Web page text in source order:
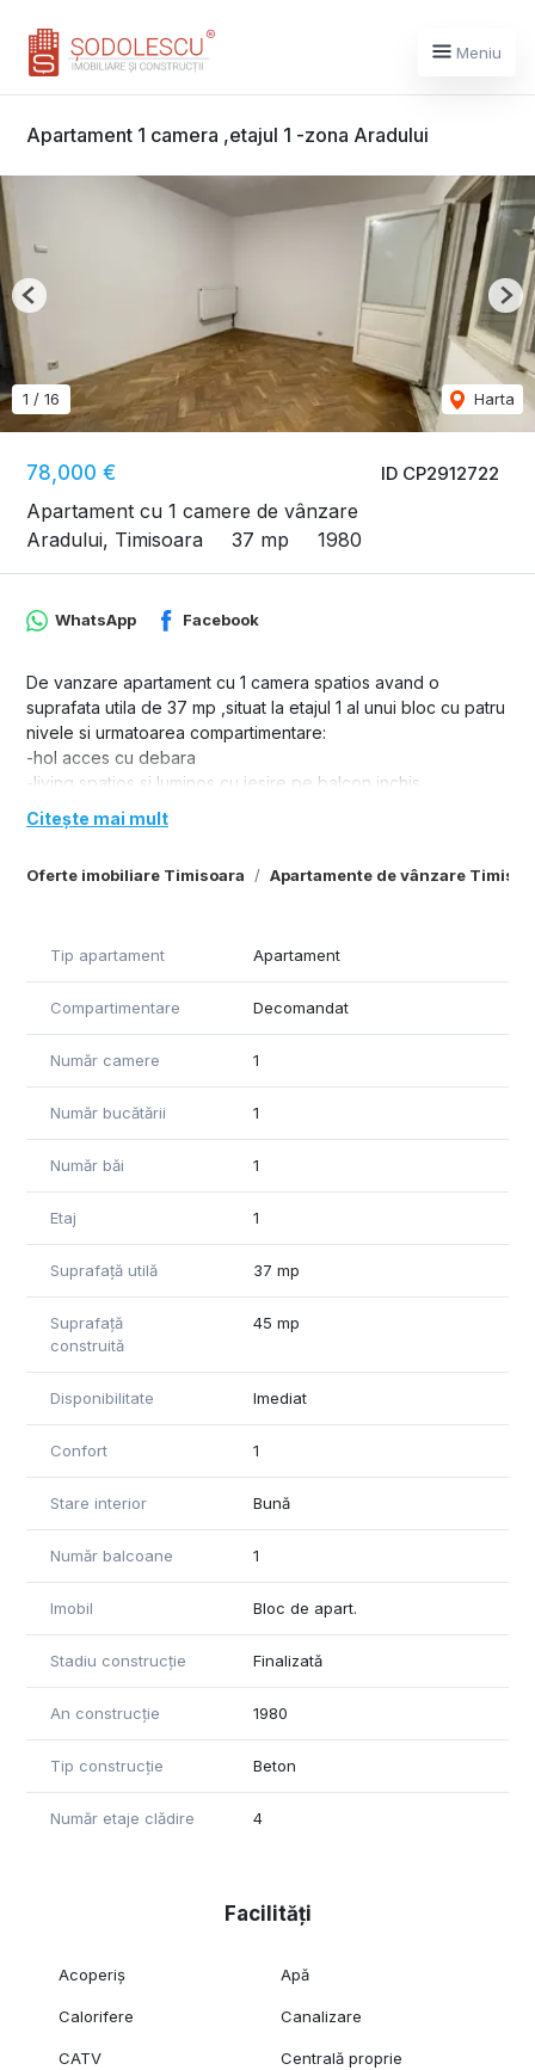
Meniu
Apartament 1 camera ,etajul 1 -zona Aradului
ID CP2912722
78,000 €
Apartament cu 1 camere de vânzare
Aradului, Timisoara
37 mp 1980
1 / 16 Harta
Previous
Oferte imobiliare Timisoara Apartamente de vânzare
WhatsApp Facebook
De vanzare apartament cu 1 camera spatios avand o
suprafata utila de 37 mp ,situat la etajul 1 al unui bloc cu patru
nivele si urmatoarea compartimentare:
-hol acces cu debara
-living spatios si luminos cu iesire pe balcon inchis
-bucatarie separata
-baie
termopan,parchet,gresie si faianta.
Citește mai mult
Tip apartament Apartament
Compartimentare Decomandat
Număr camere 1
Număr bucătării 1
Număr băi 1
Etaj 1
Suprafață utilă 37 mp
Suprafață
construită
45 mp
Disponibilitate Imediat
Confort 1
Stare interior Bună
Număr balcoane 1
Imobil Bloc de apart.
Stadiu construcție Finalizată
An construcție 1980
Tip construcție Beton
Număr etaje clădire 4
Facilități
Acoperiș Apă
Calorifere Canalizare
CATV Centrală proprie